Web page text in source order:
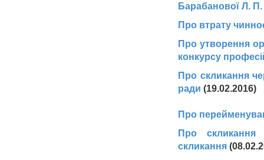
Барабанової Л. П.
Про втрату
Про утворення
конкурсу
Про скликання
ради (19.02.2016)
Про
Про скликання
скликання